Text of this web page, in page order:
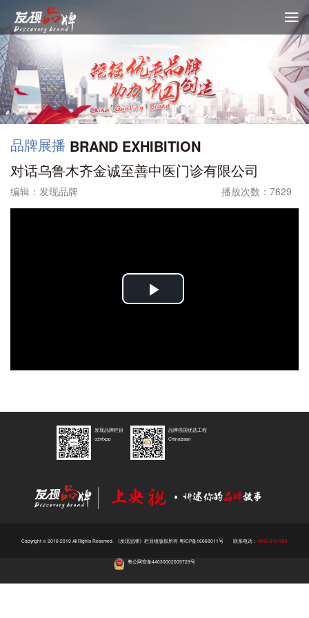

品牌展播 BRAND EXHIBITION
对话乌鲁木齐金诚至善中医门诊有限公司
编辑：发现品牌 播放次数：7629
Play
发现品牌栏目
cctvfxpp
品牌强国优选工程
Chinabsan
Copyright © 2016-2019 All Rights Reserved. 《发现品牌》栏目组版权所有 粤ICP备16068011号 联系电话： 4006-010-980
粤公网安备44030002009729号